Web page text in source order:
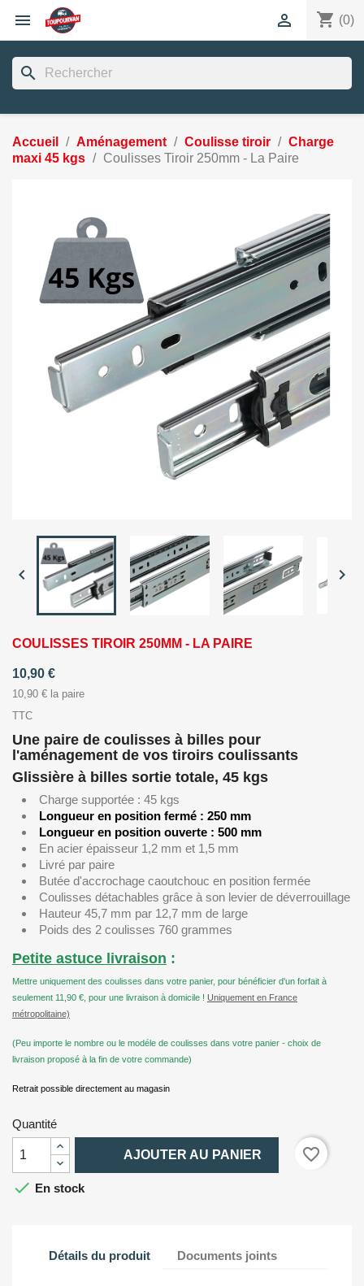
 shopping_cart (0)

search
Accueil Aménagement Coulisse tiroir
Charge
maxi 45 kgs
Coulisses Tiroir 250mm - La Paire
 
COULISSES TIROIR 250MM - LA PAIRE
10,90 €
10,90 € la paire
TTC
Une paire de coulisses à billes pour
l'aménagement de vos tiroirs coulissants
Glissière à billes sortie totale, 45 kgs
Charge supportée : 45 kgs
Longueur en position fermé : 250 mm
Longueur en position ouverte : 500 mm
En acier épaisseur 1,2 mm et 1,5 mm
Livré par paire
Butée d'accrochage caoutchouc en position fermée
Coulisses détachables grâce à son levier de déverrouillage
Hauteur 45,7 mm par 12,7 mm de large
Poids des 2 coulisses 760 grammes
Petite astuce livraison :
Mettre uniquement des coulisses dans votre panier, pour bénéficier d'un forfait à
seulement 11,90 €, pour une livraison à domicile ! Uniquement en France
métropolitaine)
(Peu importe le nombre ou le modéle de coulisses dans votre panier - choix de
livraison proposé à la fin de votre commande)
Retrait possible directement au magasin
Quantité
AJOUTER AU PANIER
favorite_border
 En stock
Détails du produit Documents joints